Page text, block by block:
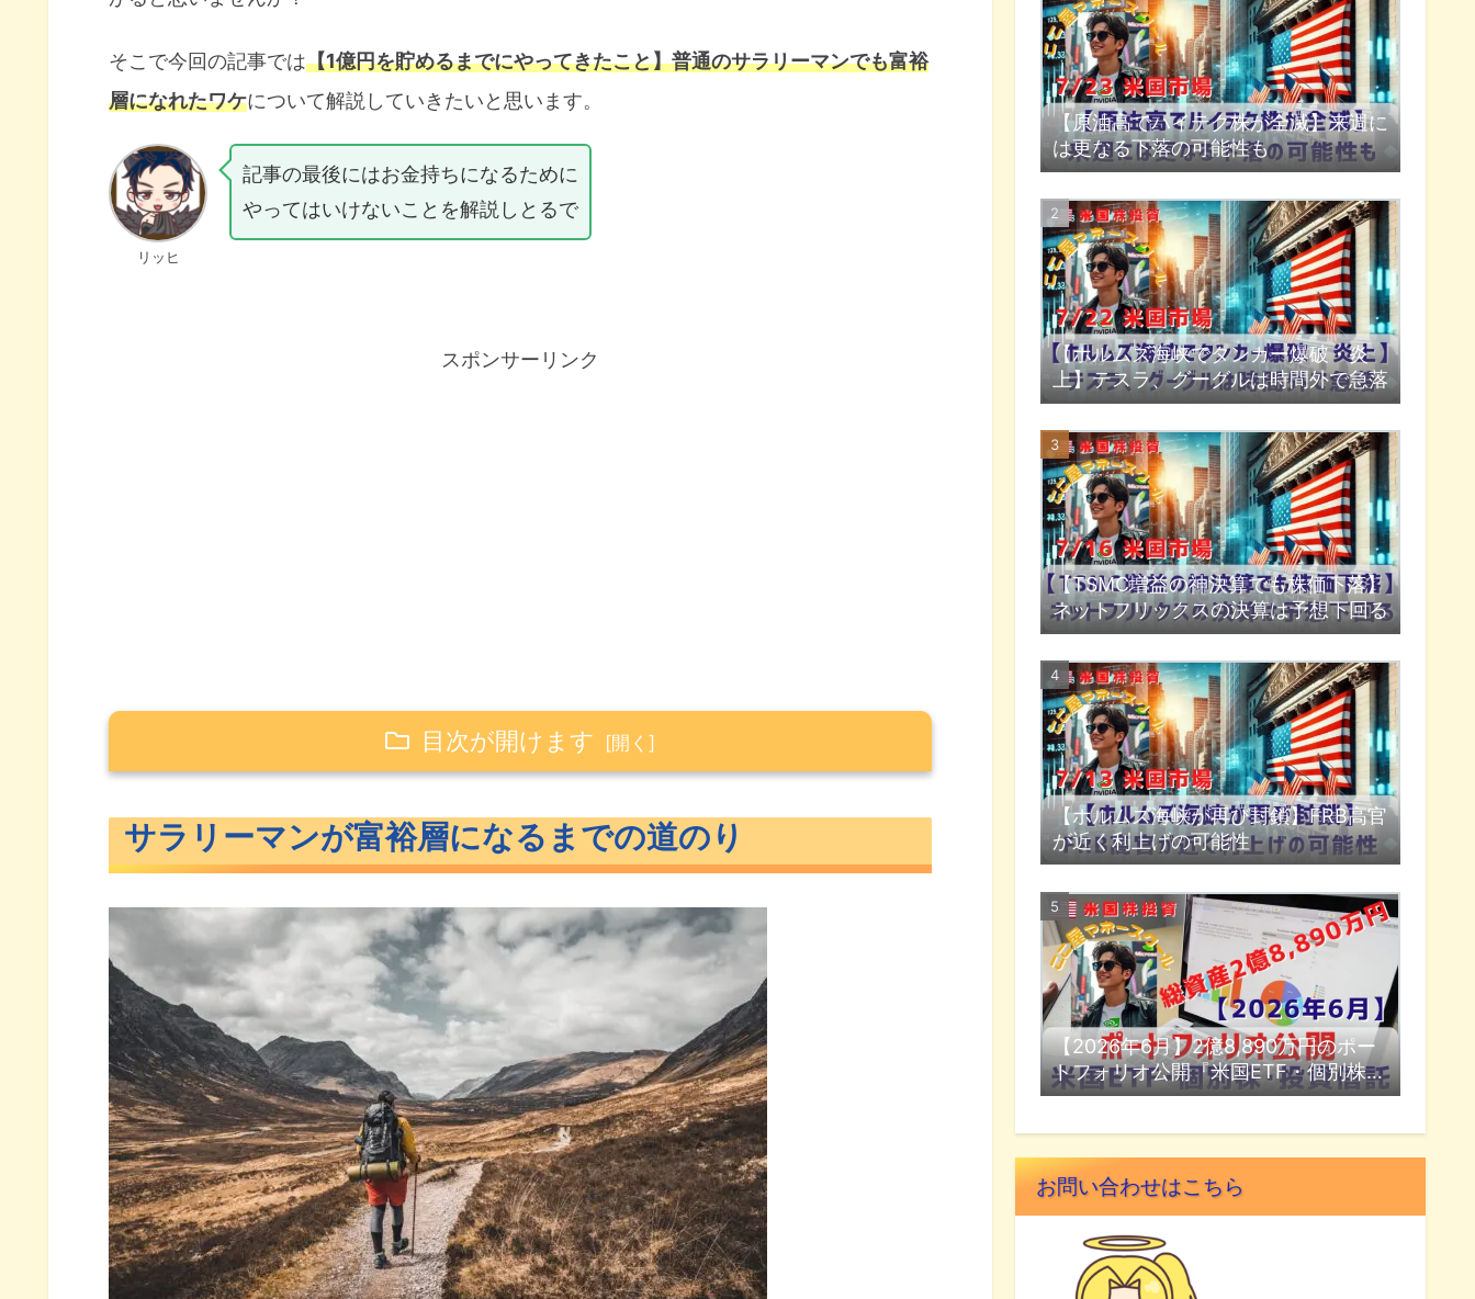
そこで今回の記事では【1億円を貯めるまでにやってきたこと】普通のサラリーマンでも富裕
層になれたワケについて解説していきたいと思います。
リッヒ
記事の最後にはお金持ちになるために
やってはいけないことを解説しとるで
スポンサーリンク
目次が開けます
お金の勉強をする
長期計画で資産運用を考える
計画的にアセットアロケーションを構築する
随時ブラッシュアップしていく
1億円貯めるまでにやってきたこと
貯蓄率を上げる
徹底的な倹約生活をする
時間を味方につけた投資をする
急いでお金持ちになろうとしない
サラリーマンが富裕層になるまでの道のり
【原油高でハイテク株が全滅】来週に
は更なる下落の可能性も
【ホルムズ海峡でタンカー爆破・炎
上】テスラ、グーグルは時間外で急落
【TSMC増益の神決算でも株価下落】
ネットフリックスの決算は予想下回る
【ホルムズ海峡が再び封鎖】FRB高官
が近く利上げの可能性
【2026年6月】2億8,890万円のポー
トフォリオ公開『米国ETF・個別株・
投資信託』
お問い合わせはこちら